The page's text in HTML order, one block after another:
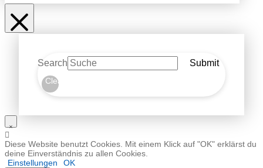
Search Submit
Clear
Diese Website benutzt Cookies. Mit einem Klick auf "OK" erklärst du
deine Einverständnis zu allen Cookies.
Einstellungen
OK